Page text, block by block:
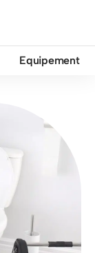
Equipement